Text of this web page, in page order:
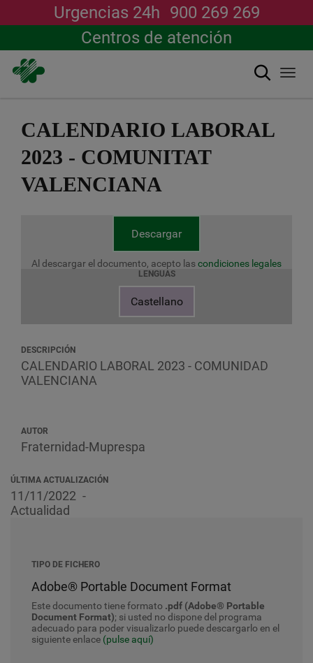
contenido
Urgencias 24h 900 269 269
Centros de atención
Buscar
CALENDARIO LABORAL
2023 - COMUNITAT
VALENCIANA
Descargar
Al descargar el documento, acepto lascondiciones legales
LENGUAS
Castellano
DESCRIPCIÓN
CALENDARIO LABORAL 2023 - COMUNIDAD
VALENCIANA
AUTOR
Fraternidad-Muprespa
ÚLTIMA ACTUALIZACIÓN
11/11/2022
Actualidad
TIPO DE FICHERO
Adobe® Portable Document Format
Este documento tiene formato .pdf (Adobe® Portable
Document Format); si usted no dispone del programa
adecuado para poder visualizarlo puede descargarlo en el
siguiente enlace (pulse aquí)